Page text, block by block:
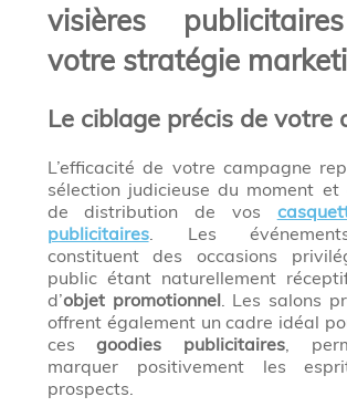
visières
votre stratégie
Le ciblage précis de votre
L’efficacité de votre campagne
sélection judicieuse du moment et
de distribution de vos
publicitaires. Les
constituent des occasions
public étant naturellement
d’objet promotionnel. Les salons
offrent également un cadre idéal
cesgoodies publicitaires ,
marquer positivement les
prospects.